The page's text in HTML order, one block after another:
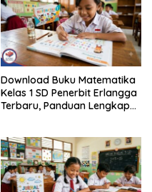
Download Buku Matematika
Kelas 1 SD Penerbit Erlangga
Terbaru, Panduan Lengkap
Legal